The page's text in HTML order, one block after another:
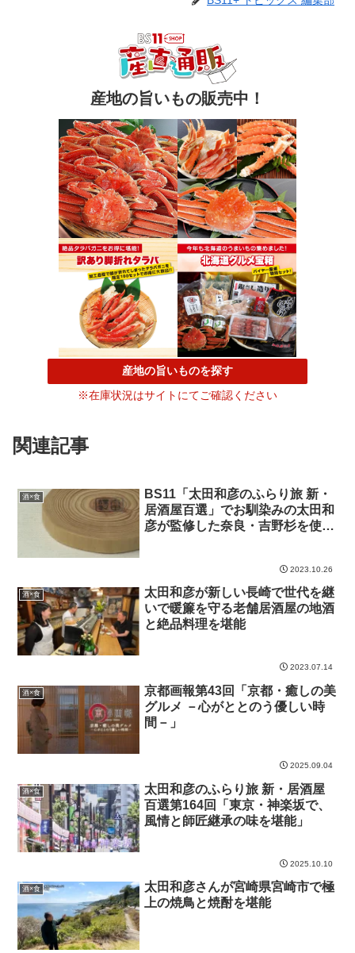
産地の旨いもの販売中！
産地の旨いものを探す
※在庫状況はサイトにてご確認ください
関連記事
酒×食
BS11「太田和彦のふらり旅 新・
居酒屋百選」でお馴染みの太田和
彦が監修した奈良・吉野杉を使用
2023.10.26
酒×食
太田和彦が新しい長崎で世代を継
いで暖簾を守る老舗居酒屋の地酒
と絶品料理を堪能
2023.07.14
酒×食
京都画報第43回「京都・癒しの美
グルメ －心がととのう優しい時
間－」
2025.09.04
酒×食
太田和彦のふらり旅 新・居酒屋
百選第164回「東京・神楽坂で、
風情と師匠継承の味を堪能」
2025.10.10
酒×食
太田和彦さんが宮崎県宮崎市で極
上の焼鳥と焼酎を堪能